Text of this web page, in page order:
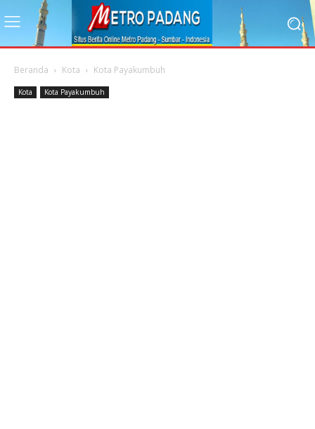
Beranda Kota Kota Payakumbuh
Kota Kota Payakumbuh